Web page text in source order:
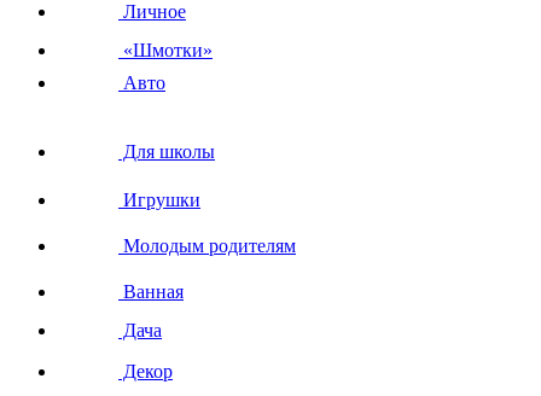
Личное
«Шмотки»
Авто
Для школы
Игрушки
Молодым родителям
Ванная
Дача
Декор